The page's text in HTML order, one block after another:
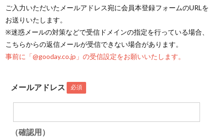
ご入力いただいたメールアドレス宛に会員本登録フォームのURLを
お送りいたします。
※迷惑メールの対策などで受信ドメインの指定を行っている場合、
こちらからの返信メールが受信できない場合があります。
事前に「@gooday.co.jp」の受信設定をお願いいたします。
メールアドレス 必須
（確認用）